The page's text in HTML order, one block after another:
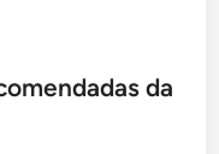
da